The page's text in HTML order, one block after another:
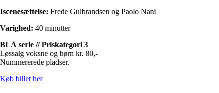
Iscenesættelse: Frede Gulbrandsen og Paolo Nani
Varighed: 40 minutter
BLÅ serie // Priskategori 3
Løssalg voksne og børn kr. 80,-
Nummererede pladser.
Køb billet her